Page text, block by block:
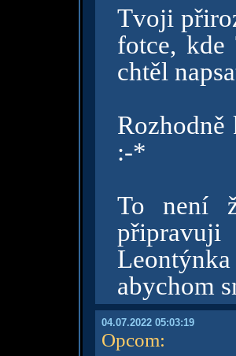
Tvoji
fotce,
chtěl
Rozhodně
:-*
To není
abychom
04.07.2022 05:03:19
Opcom: